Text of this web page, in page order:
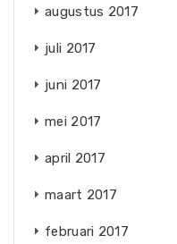
augustus 2017
juli 2017
juni 2017
mei 2017
april 2017
maart 2017
februari 2017